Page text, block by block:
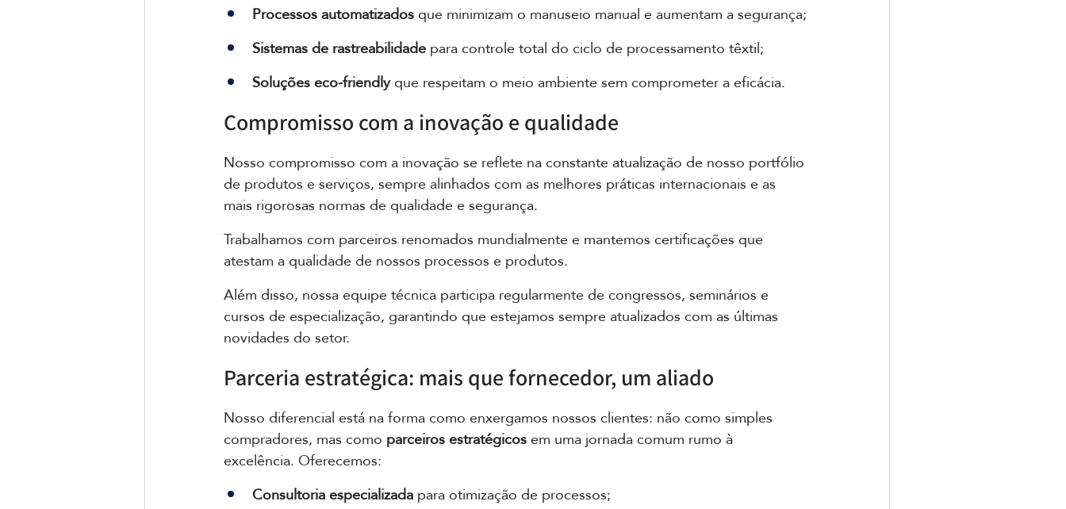
Processos automatizados que minimizam o manuseio manual e aumentam a segurança;
Sistemas de rastreabilidade para controle total do ciclo de processamento têxtil;
Soluções eco-friendly que respeitam o meio ambiente sem comprometer a eficácia.
Compromisso com a inovação e qualidade
Nosso compromisso com a inovação se reflete na constante atualização de nosso portfólio
de produtos e serviços, sempre alinhados com as melhores práticas internacionais e as
mais rigorosas normas de qualidade e segurança.
Trabalhamos com parceiros renomados mundialmente e mantemos certificações que
atestam a qualidade de nossos processos e produtos.
Além disso, nossa equipe técnica participa regularmente de congressos, seminários e
cursos de especialização, garantindo que estejamos sempre atualizados com as últimas
novidades do setor.
Parceria estratégica: mais que fornecedor, um aliado
Nosso diferencial está na forma como enxergamos nossos clientes: não como simples
compradores, mas como parceiros estratégicos em uma jornada comum rumo à
excelência. Oferecemos:
Consultoria especializada para otimização de processos;